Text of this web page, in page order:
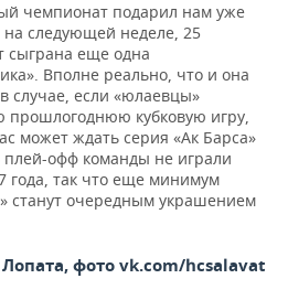
чемпионат подарил нам уже
на следующей неделе, 25
сыграна еще одна
Вполне реально, что и она
случае, если «юлаевцы»
прошлогоднюю кубковую игру,
может ждать серия «Ак Барса»
офф команды не играли
года, так что еще минимум
станут очередным украшением
фото vk.com/hcsalavat